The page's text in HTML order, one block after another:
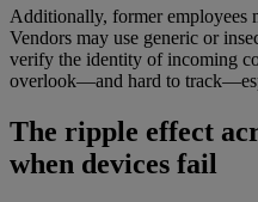
Additionally, former employees
Vendors may use generic or
verify the identity of incoming
overlook—and hard to
The ripple effect
when devices fail